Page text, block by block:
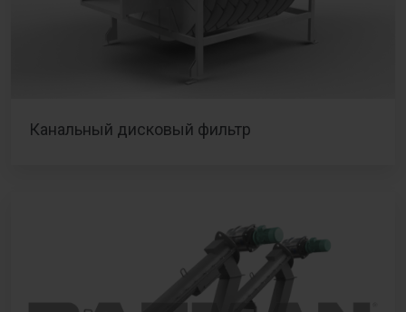
Канальный дисковый фильтр